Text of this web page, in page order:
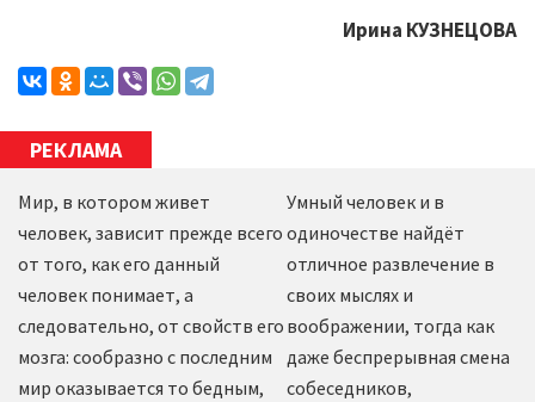
Ирина КУЗНЕЦОВА
РЕКЛАМА
Мир, в котором живет
человек, зависит прежде всего
от того, как его данный
человек понимает, а
следовательно, от свойств его
мозга: сообразно с последним
мир оказывается то бедным,
Умный человек и в
одиночестве найдёт
отличное развлечение в
своих мыслях и
воображении, тогда как
даже беспрерывная смена
собеседников,